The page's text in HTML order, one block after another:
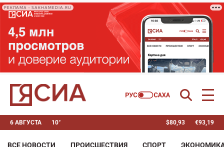
РЕКЛАМА • SAKHAMEDIA.RU
6 АВГУСТА 10° $80,93 €93,19
ВСЕ НОВОСТИ ПРОИСШЕСТВИЯ СПОРТ